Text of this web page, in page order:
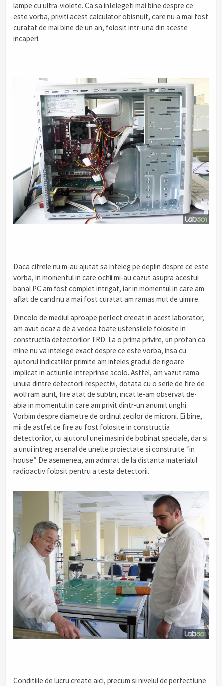
lampe cu ultra-violete. Ca sa intelegeti mai bine despre ce
este vorba, priviti acest calculator obisnuit, care nu a mai fost
curatat de mai bine de un an, folosit intr-una din aceste
incaperi.
Daca cifrele nu m-au ajutat sa inteleg pe deplin despre ce este
vorba, in momentul in care ochii mi-au cazut asupra acestui
banal PC am fost complet intrigat, iar in momentul in care am
aflat de cand nu a mai fost curatat am ramas mut de uimire.
Dincolo de mediul aproape perfect creeat in acest laborator,
am avut ocazia de a vedea toate ustensilele folosite in
constructia detectorilor TRD. La o prima privire, un profan ca
mine nu va intelege exact despre ce este vorba, insa cu
ajutorul indicatiilor primite am inteles gradul de rigoare
implicat in actiunile intreprinse acolo. Astfel, am vazut rama
unuia dintre detectorii respectivi, dotata cu o serie de fire de
wolfram aurit, fire atat de subtiri, incat le-am observat de-
abia in momentul in care am privit dintr-un anumit unghi.
Vorbim despre diametre de ordinul zecilor de microni. Ei bine,
mii de astfel de fire au fost folosite in constructia
detectorilor, cu ajutorul unei masini de bobinat speciale, dar si
a unui intreg arsenal de unelte proiectate si construite “in
house”. De asemenea, am admirat de la distanta materialul
radioactiv folosit pentru a testa detectorii.
Conditiile de lucru create aici, precum si nivelul de perfectiune